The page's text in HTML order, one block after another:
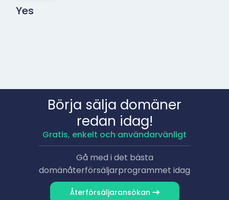
Yes
Börja sälja domäner
redan idag!
Gratis, enkelt och användarvänligt
Gå med i det bästa
domänåterförsäljarprogrammet idag
Återförsäljaransökan